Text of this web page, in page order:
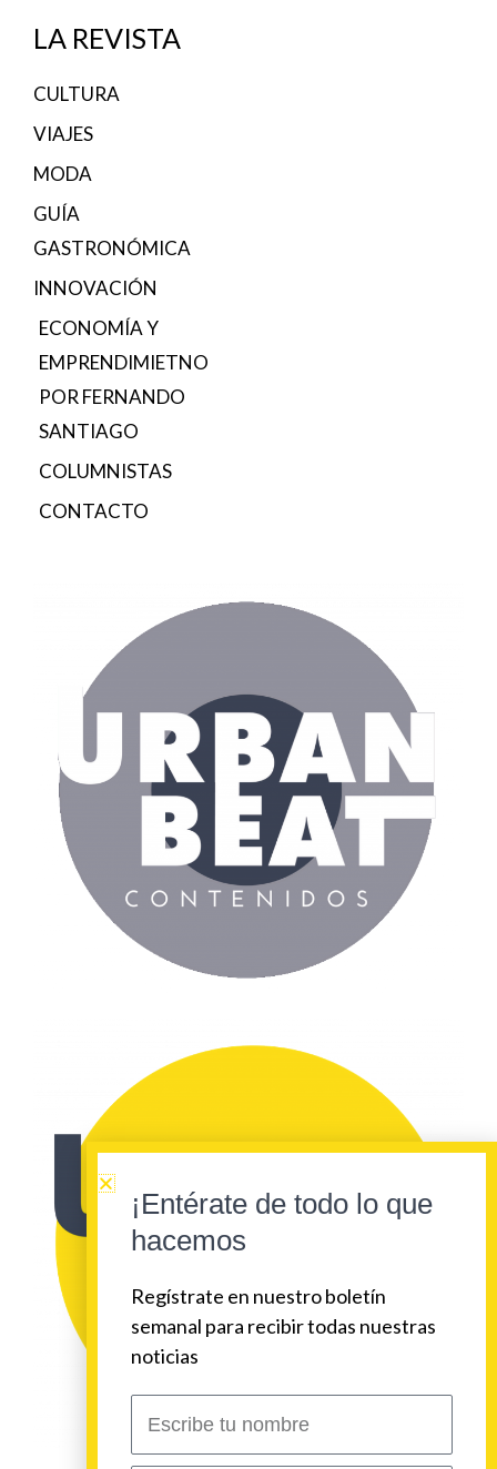
LA REVISTA
CULTURA
VIAJES
MODA
GUÍA
GASTRONÓMICA
INNOVACIÓN
ECONOMÍA Y
EMPRENDIMIETNO
POR FERNANDO
SANTIAGO
COLUMNISTAS
CONTACTO
¡Entérate de todo lo que
hacemos
Regístrate en nuestro boletín
semanal para recibir todas nuestras
noticias
nombre